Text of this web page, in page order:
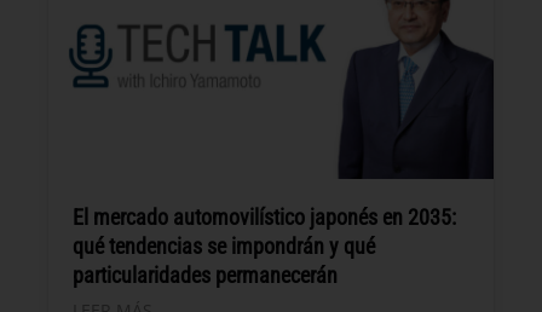
El mercado automovilístico japonés en 2035:
qué tendencias se impondrán y qué
particularidades permanecerán